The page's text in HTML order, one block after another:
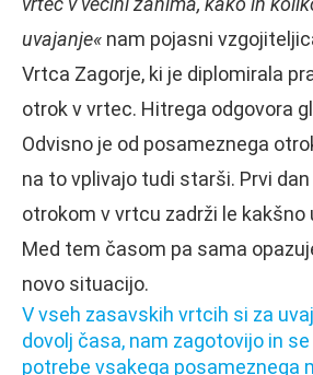
uvajanje« nam pojasni
Vrtca Zagorje, ki je diplomirala
otrok v vrtec. Hitrega odgovora
Odvisno je od posameznega
na to vplivajo tudi starši. Prvi
otrokom v vrtcu zadrži le kakšno
Med tem časom pa sama
novo situacijo.
V vseh zasavskih vrtcih si za
dovolj časa, nam zagotovijo in
potrebe vsakega posameznega